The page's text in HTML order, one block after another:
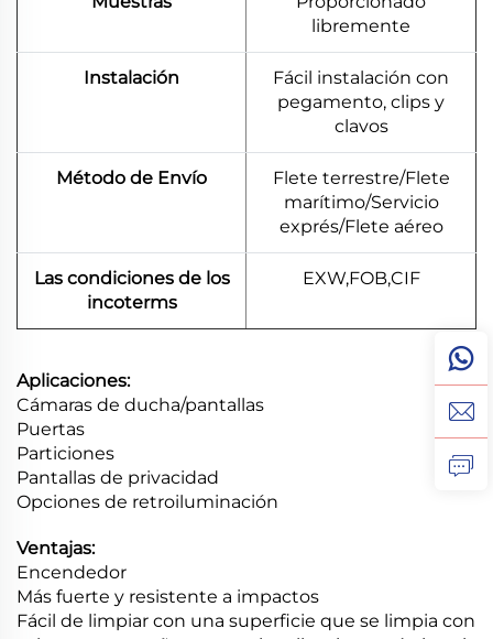
libremente
Instalación
Fácil instalación con
pegamento, clips y
clavos
Método de Envío
Flete terrestre/Flete
marítimo/Servicio
exprés/Flete aéreo
Las condiciones de los
incoterms
EXW,FOB,CIF
Aplicaciones:
Cámaras de ducha/pantallas
Puertas
Particiones
Pantallas de privacidad
Opciones de retroiluminación
Ventajas:
Encendedor
Más fuerte y resistente a impactos
Fácil de limpiar con una superficie que se limpia con